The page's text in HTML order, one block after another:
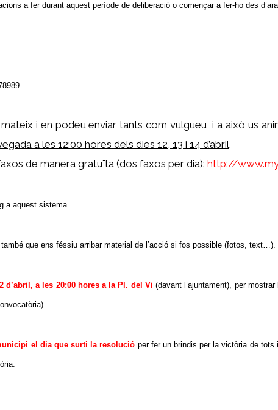
a fer durant aquest període de deliberació o començar a fer-ho des
i en podeu enviar tants com vulgueu, i a això us
a les 12:00 hores dels dies 12, 13 i 14 d’abril.
de manera gratuïta (dos faxos per dia): http://
a aquest sistema.
que ens féssiu arribar material de l’acció si fos possible (fotos, text…).
a les 20:00 hores a la Pl. del Vi (davant l’ajuntament), per
el dia que surti la resolució per fer un brindis per la victòria de